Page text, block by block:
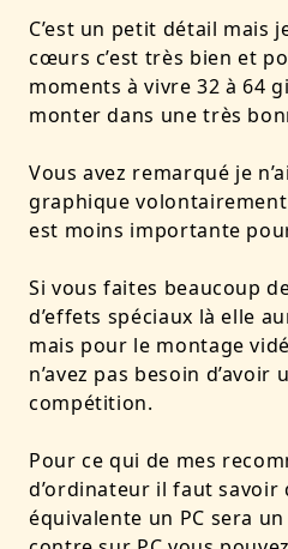
C’est un petit détail mais
cœurs c’est très bien et
moments à vivre 32 à 64
monter dans une très
Vous avez remarqué je
graphique
est moins importante
Si vous faites beaucoup
d’effets spéciaux là elle
mais pour le montage
n’avez pas besoin
compétition.
Pour ce qui de mes
d’ordinateur il faut
équivalente un PC sera